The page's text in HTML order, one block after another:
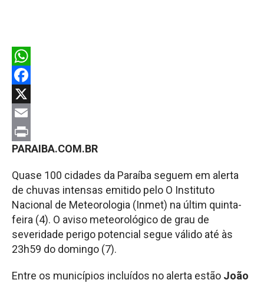
WhatsApp
Facebook
X
Email
Print
PARAIBA.COM.BR
Quase 100 cidades da Paraíba seguem em alerta
de chuvas intensas emitido pelo O Instituto
Nacional de Meteorologia (Inmet) na últim quinta-
feira (4). O aviso meteorológico de grau de
severidade perigo potencial segue válido até às
23h59 do domingo (7).
Entre os municípios incluídos no alerta estão João